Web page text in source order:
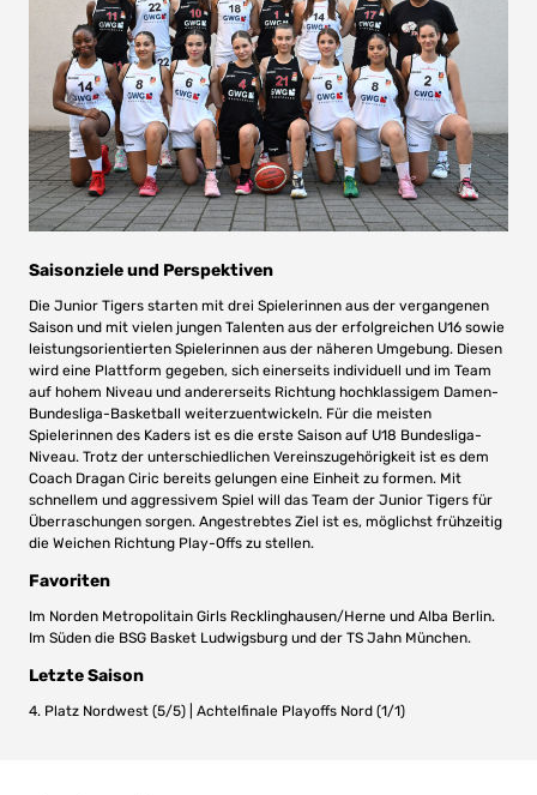
Saisonziele und Perspektiven
Die Junior Tigers starten mit drei Spielerinnen aus der vergangenen
Saison und mit vielen jungen Talenten aus der erfolgreichen U16 sowie
leistungsorientierten Spielerinnen aus der näheren Umgebung. Diesen
wird eine Plattform gegeben, sich einerseits individuell und im Team
auf hohem Niveau und andererseits Richtung hochklassigem Damen-
Bundesliga-Basketball weiterzuentwickeln. Für die meisten
Spielerinnen des Kaders ist es die erste Saison auf U18 Bundesliga-
Niveau. Trotz der unterschiedlichen Vereinszugehörigkeit ist es dem
Coach Dragan Ciric bereits gelungen eine Einheit zu formen. Mit
schnellem und aggressivem Spiel will das Team der Junior Tigers für
Überraschungen sorgen. Angestrebtes Ziel ist es, möglichst frühzeitig
die Weichen Richtung Play-Offs zu stellen.
Favoriten
Im Norden Metropolitain Girls Recklinghausen/Herne und Alba Berlin.
Im Süden die BSG Basket Ludwigsburg und der TS Jahn München.
Letzte Saison
4. Platz Nordwest (5/5) | Achtelfinale Playoffs Nord (1/1)